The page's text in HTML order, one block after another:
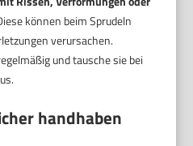
können beim Sprudeln
verursachen.
und tausche sie bei
handhaben